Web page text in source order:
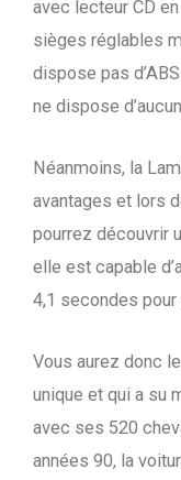
avec lecteur CD
sièges réglables
dispose pas
ne dispose
Néanmoins, la
avantages et lors
pourrez découvrir
elle est capable
4,1 secondes
Vous aurez donc
unique et qui a su
avec ses 520
années 90, la